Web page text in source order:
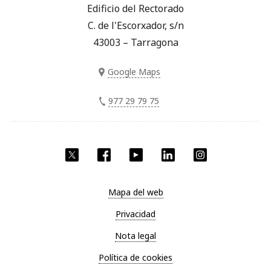
Twitter Facebook YouTube LinkedIn
Edificio del Rectorado
C. de l'Escorxador, s/n
43003 – Tarragona
Google Maps
977 29 79 75
Mapa del web
Privacidad
Nota legal
Política de cookies